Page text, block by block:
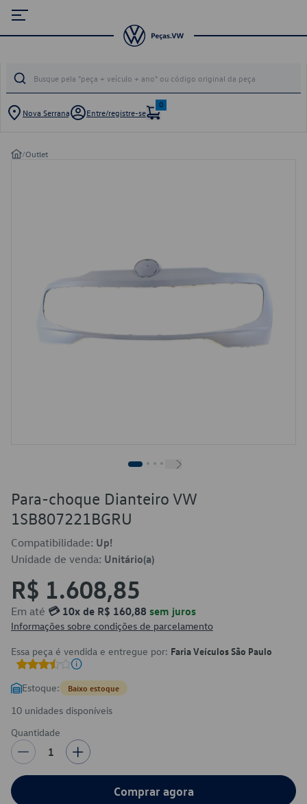
Nova Serrana Entre/registre-se
0
/Outlet
Para-choque Dianteiro VW
1SB807221BGRU
Compatibilidade: Up!
Unidade de venda: Unitário(a)
R$ 1.608,85
Em até 💳 10x de R$ 160,88 sem juros
Informações sobre condições de parcelamento
Essa peça é vendida e entregue por: Faria Veículos São Paulo
Estoque: Baixo estoque
10 unidades disponíveis
Quantidade
1
Comprar agora